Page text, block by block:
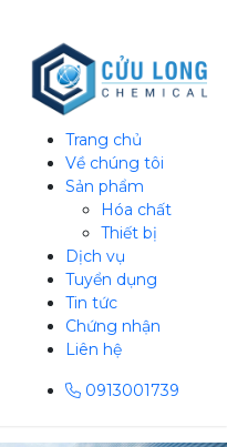
Trang chủ
Về chúng tôi
Sản phẩm
Hóa chất
Thiết bị
Dịch vụ
Tuyển dụng
Tin tức
Chứng nhận
Liên hệ
0913001739